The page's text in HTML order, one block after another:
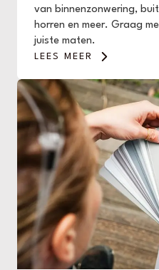
van binnenzonwering,
horren en meer. Graag
juiste maten.
LEES MEER